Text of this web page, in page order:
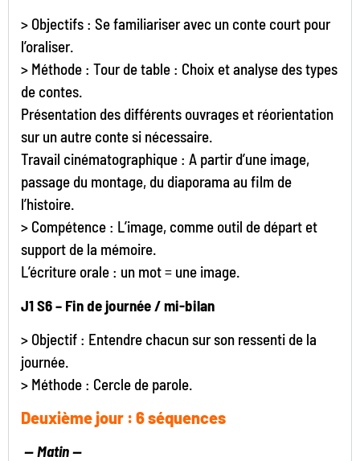
> Objectifs : Se familiariser avec un conte court pour
l’oraliser.
> Méthode : Tour de table : Choix et analyse des types
de contes.
Présentation des différents ouvrages et réorientation
sur un autre conte si nécessaire.
Travail cinématographique : A partir d’une image,
passage du montage, du diaporama au film de
l’histoire.
> Compétence : L’image, comme outil de départ et
support de la mémoire.
L’écriture orale : un mot = une image.
J1 S6 – Fin de journée / mi-bilan
> Objectif : Entendre chacun sur son ressenti de la
journée.
> Méthode : Cercle de parole.
Deuxième jour : 6 séquences
—Matin —